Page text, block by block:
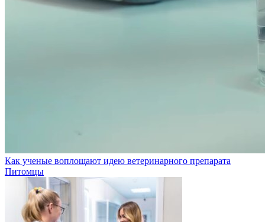
Как ученые воплощают идею ветеринарного препарата
Питомцы